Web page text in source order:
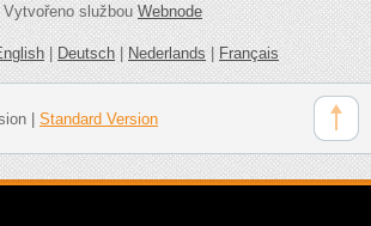
Vytvořeno službouWebnode
|Deutsch|Nederlands|Français
| Standard Version